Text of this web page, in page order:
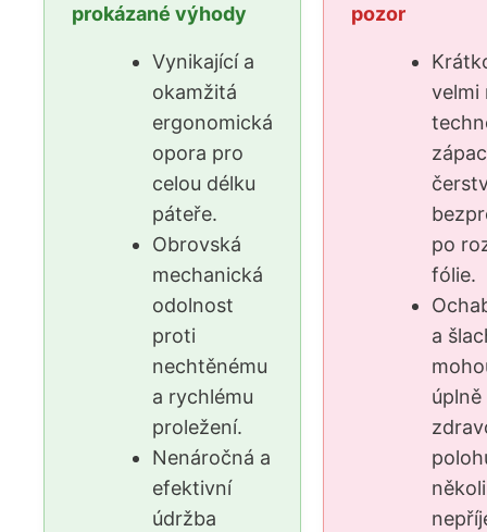
prokázané výhody
Vynikající a
okamžitá
ergonomická
opora pro
celou délku
páteře.
Obrovská
mechanická
odolnost
proti
nechtěnému
a rychlému
proležení.
Nenáročná a
efektivní
údržba
pozor
velmi
po
fólie.
a